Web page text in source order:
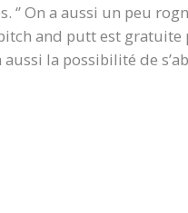
On a aussi un peu
and putt est
aussi la possibilité de